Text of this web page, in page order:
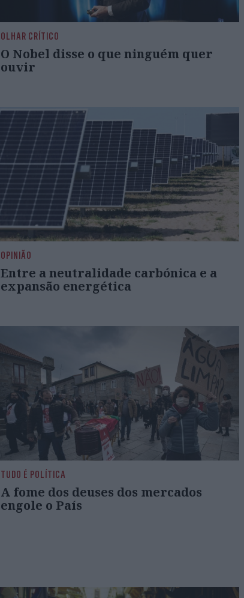
OLHAR CRÍTICO
O Nobel disse o que ninguém quer
ouvir
OPINIÃO
Entre a neutralidade carbónica e a
expansão energética
TUDO É POLÍTICA
A fome dos deuses dos mercados
engole o País